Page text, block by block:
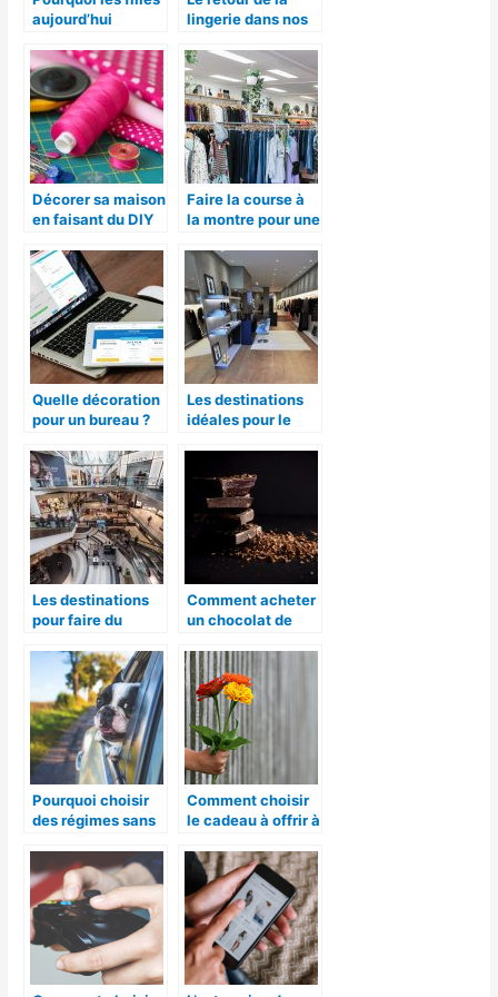
aujourd’hui
pose à ongle gel?
lingerie dans nos
Décorer sa maison
en faisant du DIY
Faire la course à
la montre pour une
Quelle décoration
pour un bureau ?
Les destinations
idéales pour le
Les destinations
pour faire du
Comment acheter
un chocolat de
Pourquoi choisir
des régimes sans
chien ?
Comment choisir
le cadeau à offrir à